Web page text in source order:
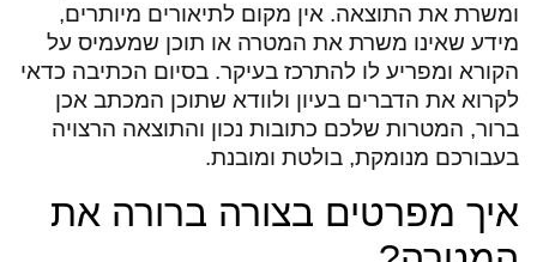
ומשרת את התוצאה. אין מקום לתיאורים מיותרים,
מידע שאינו משרת את המטרה או תוכן שמעמיס על
הקורא ומפריע לו להתרכז בעיקר. בסיום הכתיבה כדאי
לקרוא את הדברים בעיון ולוודא שתוכן המכתב אכן
ברור, המטרות שלכם כתובות נכון והתוצאה הרצויה
בעבורכם מנומקת, בולטת ומובנת.
איך מפרטים בצורה ברורה את